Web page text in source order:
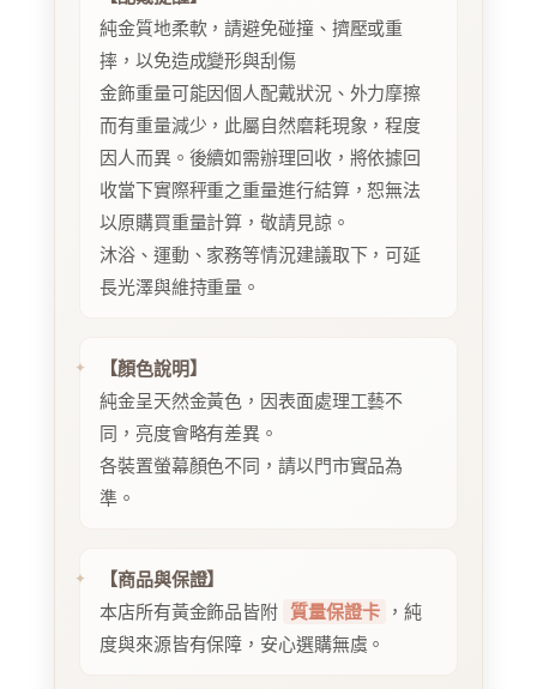
純金質地柔軟，請避免碰撞、擠壓或重
摔，以免造成變形與刮傷
金飾重量可能因個人配戴狀況、外力摩擦
而有重量減少，此屬自然磨耗現象，程度
因人而異。後續如需辦理回收，將依據回
收當下實際秤重之重量進行結算，恕無法
以原購買重量計算，敬請見諒。
沐浴、運動、家務等情況建議取下，可延
長光澤與維持重量。
【顏色說明】
純金呈天然金黃色，因表面處理工藝不
同，亮度會略有差異。
各裝置螢幕顏色不同，請以門市實品為
準。
【商品與保證】
本店所有黃金飾品皆附 質量保證卡
，純
度與來源皆有保障，安心選購無虞。